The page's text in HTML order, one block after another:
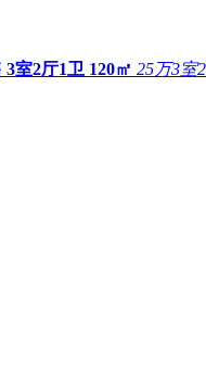
室2厅1卫 120㎡ 25万3室